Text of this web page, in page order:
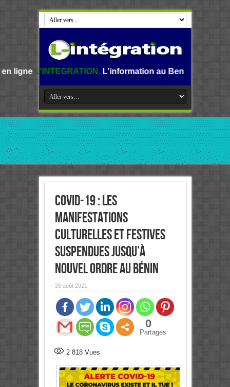
L'information au Benin, en Afrique et dans le
COVID-19 : Les
manifestations
culturelles et festives
suspendues jusqu’à
nouvel ordre au Bénin
25 août 2021
0
Partages
2 818Vues